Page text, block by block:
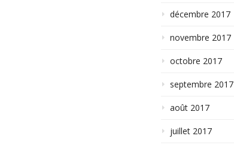
décembre 2017
novembre 2017
octobre 2017
septembre 2017
août 2017
juillet 2017